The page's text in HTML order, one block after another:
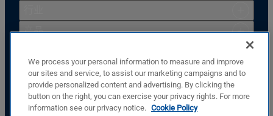
产品
支持
公司
Basler Electric Company
We process your personal information to measure and improve
our sites and service, to assist our marketing campaigns and to
provide personalized content and advertising. By clicking the
button on the right, you can exercise your privacy rights. For more
information see our privacy notice. Cookie Policy